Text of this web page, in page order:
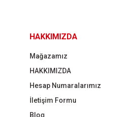
HAKKIMIZDA
Mağazamız
HAKKIMIZDA
Hesap Numaralarımız
İletişim Formu
Blog